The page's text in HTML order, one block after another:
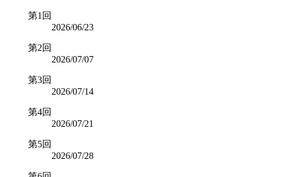
第1回
2026/06/23
第2回
2026/07/07
第3回
2026/07/14
第4回
2026/07/21
第5回
2026/07/28